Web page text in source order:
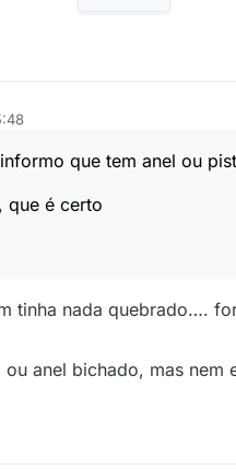
que tem anel ou
que é certo
tinha nada quebrado….
anel bichado, mas nem